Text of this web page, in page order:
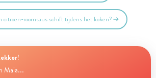
citroen-roomsaus schift tijdens het koken?
Maia...